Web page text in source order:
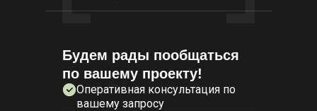
Будем рады пообщаться
по вашему проекту!
Оперативная консультация по
вашему запросу